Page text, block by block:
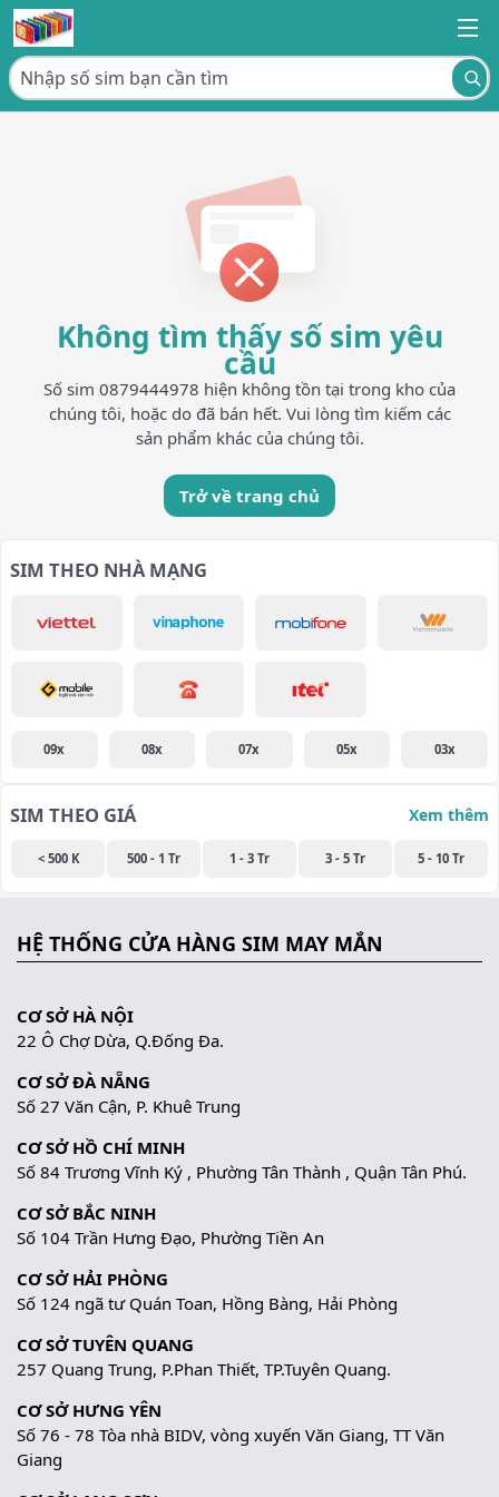
Không tìm thấy số sim yêu
cầu
Số sim 0879444978 hiện không tồn tại trong kho của
chúng tôi, hoặc do đã bán hết. Vui lòng tìm kiếm các
sản phẩm khác của chúng tôi.
Trở về trang chủ
SIM THEO NHÀ MẠNG
09x 08x 07x 05x 03x
SIM THEO GIÁ Xem thêm
< 500 K 500 - 1 Tr 1 - 3 Tr 3 - 5 Tr 5 - 10 Tr
HỆ THỐNG CỬA HÀNG SIM MAY MẮN
CƠ SỞ HÀ NỘI
22 Ô Chợ Dừa, Q.Đống Đa.
CƠ SỞ ĐÀ NẴNG
Số 27 Văn Cận, P. Khuê Trung
CƠ SỞ HỒ CHÍ MINH
Số 84 Trương Vĩnh Ký , Phường Tân Thành , Quận Tân Phú.
CƠ SỞ BẮC NINH
Số 104 Trần Hưng Đạo, Phường Tiền An
CƠ SỞ HẢI PHÒNG
Số 124 ngã tư Quán Toan, Hồng Bàng, Hải Phòng
CƠ SỞ TUYÊN QUANG
257 Quang Trung, P.Phan Thiết, TP.Tuyên Quang.
CƠ SỞ HƯNG YÊN
Số 76 - 78 Tòa nhà BIDV, vòng xuyến Văn Giang, TT Văn
Giang